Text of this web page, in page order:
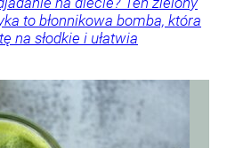
to błonnikowa bomba, która
na słodkie i ułatwia